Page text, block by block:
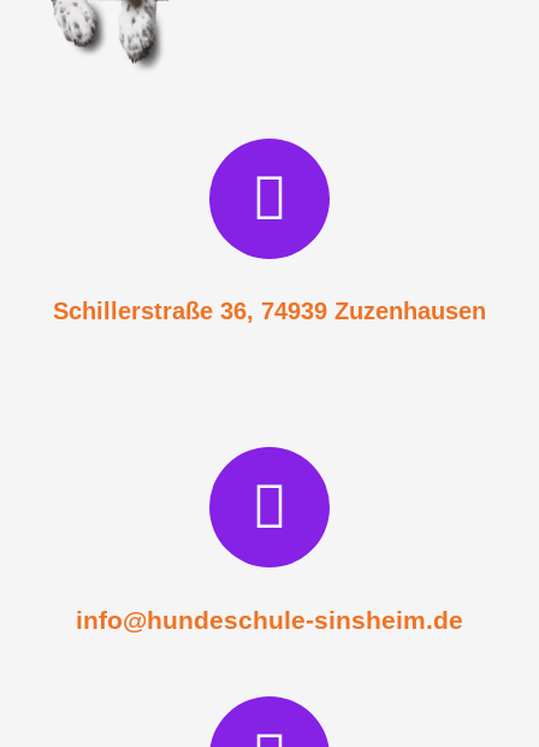
Schillerstraße 36, 74939 Zuzenhausen
info@hundeschule-sinsheim.de